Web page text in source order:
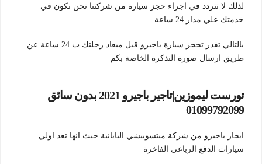
لذلك لا تتردد في اجراء حجز سيارة من شركتنا نحن نكون في
خدمتك علي مدار 24 ساعة
بالتالي تقدر تحجز سيارة باجيرو قبل ميعاد رحلتك ب 24 ساعة عن
طريق ارسال صورة التذكرة الخاصة بكم
تورست ليموزين|تاجير باجيرو 2021 بدون سائق
01099792099
ايجار باجيرو من شركة ميتسوبيشي اليابانية حيث انها تعد اولي
سيارات الدفع الرباعي الفاخرة